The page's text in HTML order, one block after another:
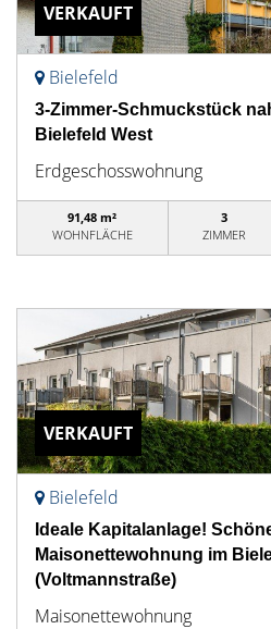
VERKAUFT
Bielefeld
3-Zimmer-Schmuckstück
Bielefeld West
Erdgeschosswohnung
91,48 m²
WOHNFLÄCHE
3
ZIMMER
VERKAUFT
Bielefeld
Ideale Kapitalanlage!
Maisonettewohnung im
(Voltmannstraße)
Maisonettewohnung